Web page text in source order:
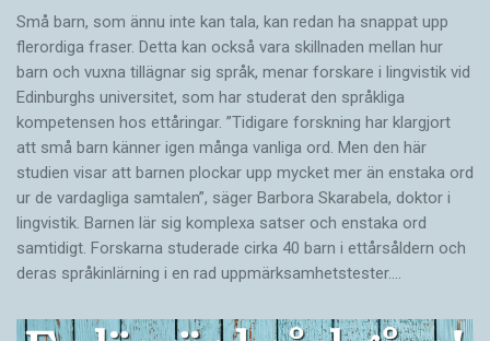
Små barn, som ännu inte kan tala, kan redan ha snappat upp
flerordiga fraser. Detta kan också vara skillnaden mellan hur
barn och vuxna tillägnar sig språk, menar forskare i lingvistik vid
Edinburghs universitet, som har studerat den språkliga
kompetensen hos ettåringar. ”Tidigare forskning har klargjort
att små barn känner igen många vanliga ord. Men den här
studien visar att barnen plockar upp mycket mer än enstaka ord
ur de vardagliga samtalen”, säger Barbora Skarabela, doktor i
lingvistik. Barnen lär sig komplexa satser och enstaka ord
samtidigt. Forskarna studerade cirka 40 barn i ettårsåldern och
deras språkinlärning i en rad uppmärksamhetstester.…